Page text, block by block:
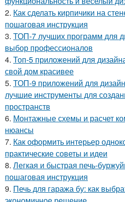
2. Как сделать кирпичики на
пошаговая инструкция
3. ТОП-7 лучших программ для
выбор профессионалов
4. Топ-5 приложений для
свой дом красивее
5. ТОП-9 приложений для
лучшие инструменты для
пространств
6. Монтажные схемы и расчет
нюансы
7. Как оформить интерьер
практические советы и идеи
8. Легкая и быстрая печь-
пошаговая инструкция
9. Печь для гаража бу: как